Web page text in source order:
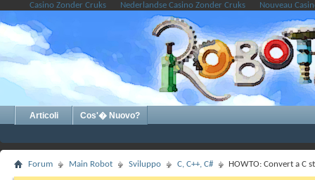
Casino Zonder Cruks Nederlandse Casino Zonder Cruks Nouveau
Articoli Cos'� Nuovo?
Forum Main Robot Sviluppo C, C++, C# HOWTO: Convert a C